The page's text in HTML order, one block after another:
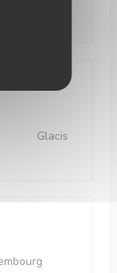
Glacis